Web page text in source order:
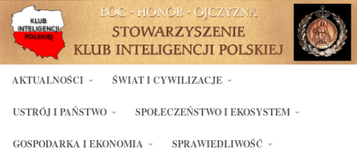
AKTUALNOŚCI ŚWIAT I CYWILIZACJE
USTRÓJ I PAŃSTWO SPOŁECZEŃSTWO I EKOSYSTEM
GOSPODARKA I EKONOMIA SPRAWIEDLIWOŚĆ